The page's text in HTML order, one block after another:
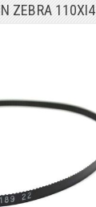
ZEBRA 110XI4